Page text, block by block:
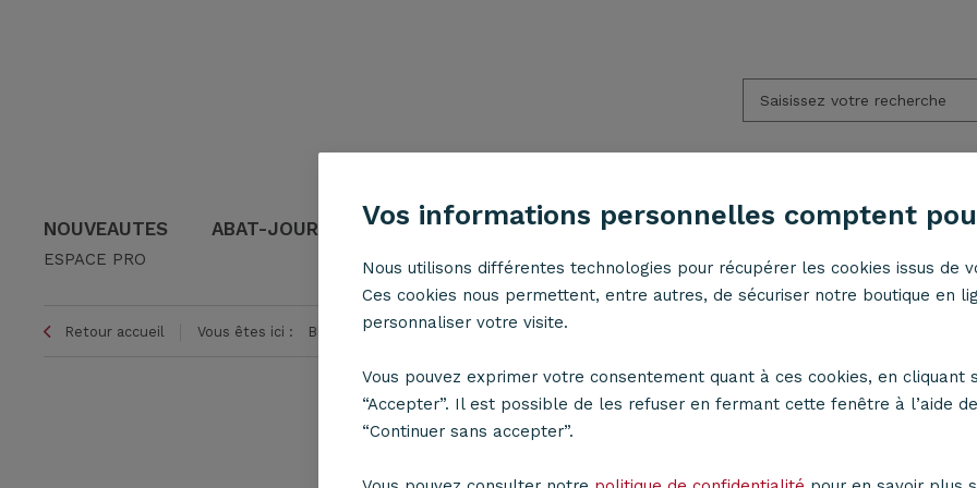
NOUVEAUTES ABAT-JOUR SUSPENSIONS LAMPES APPLIQUES ACCESSOIRES
ESPACE PRO
Retour accueil Vous êtes ici : Blog Actualités L'histoire des suspensions (ou des lustres)
Vos informations personnelles comptent
Nous utilisons différentes technologies pour récupérer les cookies issus de
Ces cookies nous permettent, entre autres, de sécuriser notre boutique en
personnaliser votre visite.
Vous pouvez exprimer votre consentement quant à ces cookies, en cliquant
“Accepter”. Il est possible de les refuser en fermant cette fenêtre à l’aide
“Continuer sans accepter”.